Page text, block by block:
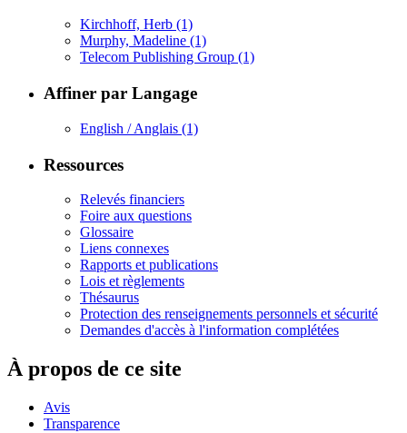
Kirchhoff, Herb (1)
Murphy, Madeline (1)
Telecom Publishing Group (1)
Affiner par Langage
English / Anglais (1)
Ressources
Relevés financiers
Foire aux questions
Glossaire
Liens connexes
Rapports et publications
Lois et règlements
Thésaurus
Protection des renseignements personnels et sécurité
Demandes d'accès à l'information complétées
À propos de ce site
Avis
Transparence